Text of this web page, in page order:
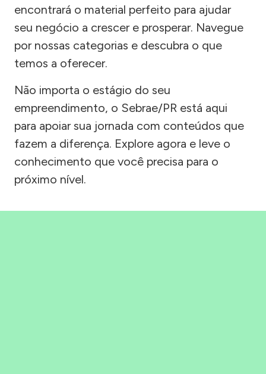
encontrará o material perfeito para ajudar
seu negócio a crescer e prosperar. Navegue
por nossas categorias e descubra o que
temos a oferecer.
Não importa o estágio do seu
empreendimento, o Sebrae/PR está aqui
para apoiar sua jornada com conteúdos que
fazem a diferença. Explore agora e leve o
conhecimento que você precisa para o
próximo nível.